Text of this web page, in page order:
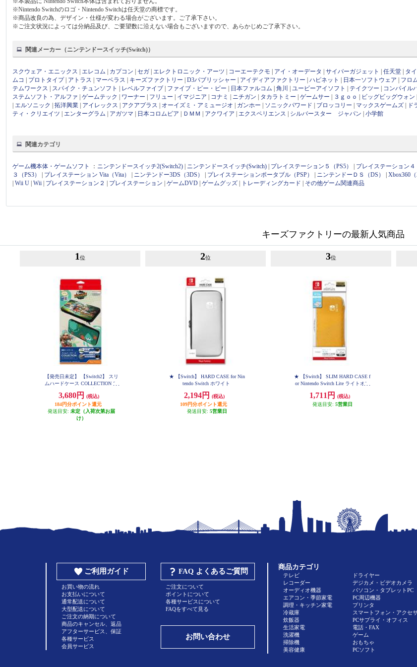
※Nintendo Switchのロゴ・Nintendo Switchは任天堂の商標です。
※商品改良の為、デザイン・仕様が変わる場合がございます。ご了承下さい。
※ご注文状況によっては分納品及び、ご要望数に沿えない場合もございますので、あらかじめご了承下さい。
関連メーカー（ニンテンドースイッチ(Switch)）
スクウェア・エニックス エレコム カプコン |セガ エレクトロニック・アーツ コーエーテクモ アイ・オーデータ |サイバーガジェット |任天堂 タ
ムコ
プロトタイプ| アトラス マーベラス キーズファクトリー |D3パブリッシャー アイディアファクトリー |ハピネット 日本一ソフトウェア フロ
テムワークス
スパイク・チュンソフト レベルファイブ ファイブ・ピー・ビー 日本ファルコム |角川 |ユービーアイソフト テイクツー コンパイル
ステムソフト・アルファ |ゲームテック ワーナー フリュー イマジニア コナミ ニチガン タカラトミー |ゲームサー ３ｇｏｏ ビッグビッグウォン
エルソニック |拓洋興業 アイレックス アクアプラス オーイズミ・アミュージオ ガンホー ソニックパワード ブロッコリー マックスゲームズ ド
ティ・クリエイツ
エンターグラム アガツマ 日本コロムビア ＤＭＭ アクワイア エクスペリエンス シルバースター ジャパン |小学館
関連カテゴリ
ゲーム機本体・ゲームソフト ： ニンテンドースイッチ2(Switch2) ニンテンドースイッチ(Switch) プレイステーション５（PS5） プレイステーション４
３（PS3）
プレイステーション Vita（Vita） ニンテンドー3DS（3DS） プレイステーションポータブル（PSP） ニンテンドーＤＳ（DS） |Xbox360（
|Wii U |Wii プレイステーション２ プレイステーション |ゲームDVD |ゲームグッズ トレーディングカード その他ゲーム関連商品
キーズファクトリーの最新人気商品
1 位
【発売日未定】 【Switch2】 スリ
ムハードケース COLLECTION for
レイダース
3,680円
(税込)
184円分ポイント還元
発送目安: 未定（入荷次第お届
け）
2位
★ 【Switch】 HARD CASE for Nin
tendo Switch ホワイト
2,194円
(税込)
109円分ポイント還元
発送目安: 5営業日
3位
★ 【Switch】 SLIM HARD CASE f
or Nintendo Switch Lite ライトオレ
1,711円
(税込)
発送目安: 5営業日
ご利用ガイド
お買い物の流れ
お支払いについて
通常配送について
大型配送について
ご注文の納期について
商品のキャンセル、返品
アフターサービス、保証
各種サービス
会員サービス
FAQ よくあるご質問
ご注文について
ポイントについて
各種サービスについて
FAQをすべて見る
お問い合わせ
商品カテゴリ
テレビ
レコーダー
オーディオ機器
エアコン・季節家電
調理・キッチン家電
冷蔵庫
炊飯器
生活家電
洗濯機
掃除機
美容健康
ドライヤー
デジカメ・ビデオカメラ
パソコン・タブレットPC
PC周辺機器
プリンタ
スマートフォン・アクセ
PCサプライ・オフィス
電話・FAX
ゲーム
おもちゃ
PCソフト